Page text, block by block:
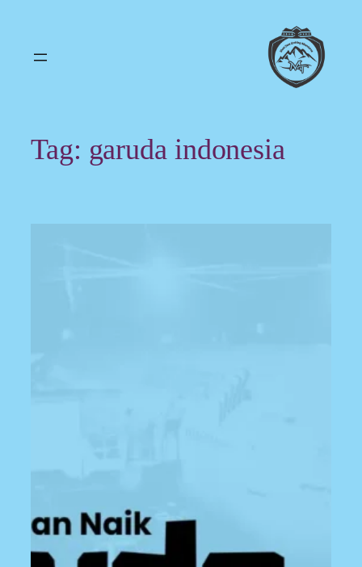
content
Tag: garuda indonesia